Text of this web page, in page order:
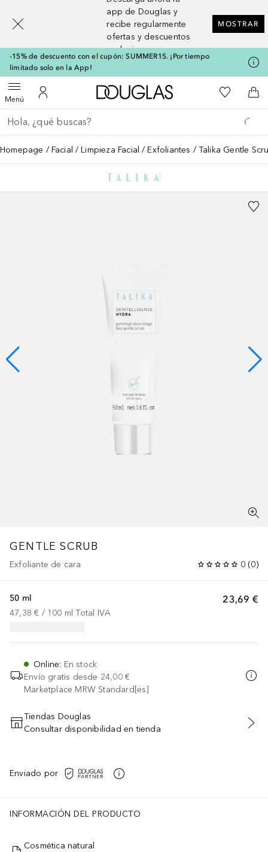
app de Douglas y
recibe regularmente
ofertas y descuentos
exclusivos
MOSTRAR
-15% de descuento con el cupón: SUMMER15. ¡Por tiempo
limitado solo en la App!
MenúAbrir menúMi cuenta
A Douglas HomeMi lista de
A
Regresar
Ejecutar búsqueda
Homepage Facial Limpieza Facial Exfoliantes Talika Gentle
GENTLE SCRUB
Exfoliante de cara 0 (0)
23,69 €
50 ml
47,38 € / 100 ml Total IVA
Online: En stock
Envío gratis desde 24,00 €
Marketplace MRW Standard[es]
AÑADIR AL CARRITO
Tiendas Douglas
Consultar disponibilidad en tienda
Enviado por
INFORMACIÓN DEL PRODUCTO
Cosmética natural
[navigation.slideout.screenreader]